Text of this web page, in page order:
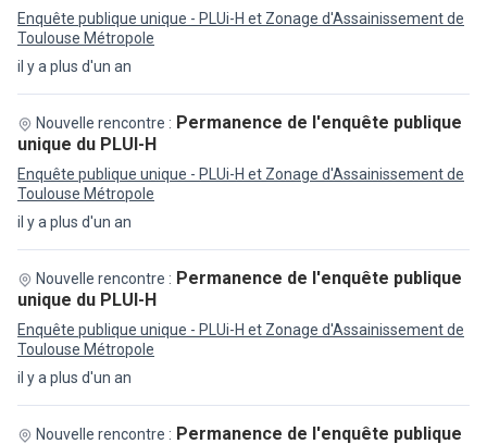
il y a plus d'un an
Enquête publique unique - PLUi-H et Zonage d'Assainissement de
Toulouse Métropole
il y a plus d'un an
Nouvelle rencontre : Permanence de l'enquête publique
unique du PLUI-H
Enquête publique unique - PLUi-H et Zonage d'Assainissement de
Toulouse Métropole
il y a plus d'un an
Nouvelle rencontre : Permanence de l'enquête publique
unique du PLUI-H
Enquête publique unique - PLUi-H et Zonage d'Assainissement de
Toulouse Métropole
Nouvelle rencontre : Permanence de l'enquête publique